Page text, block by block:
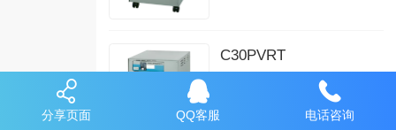
C30PVRT
分享页面 QQ客服 电话咨询